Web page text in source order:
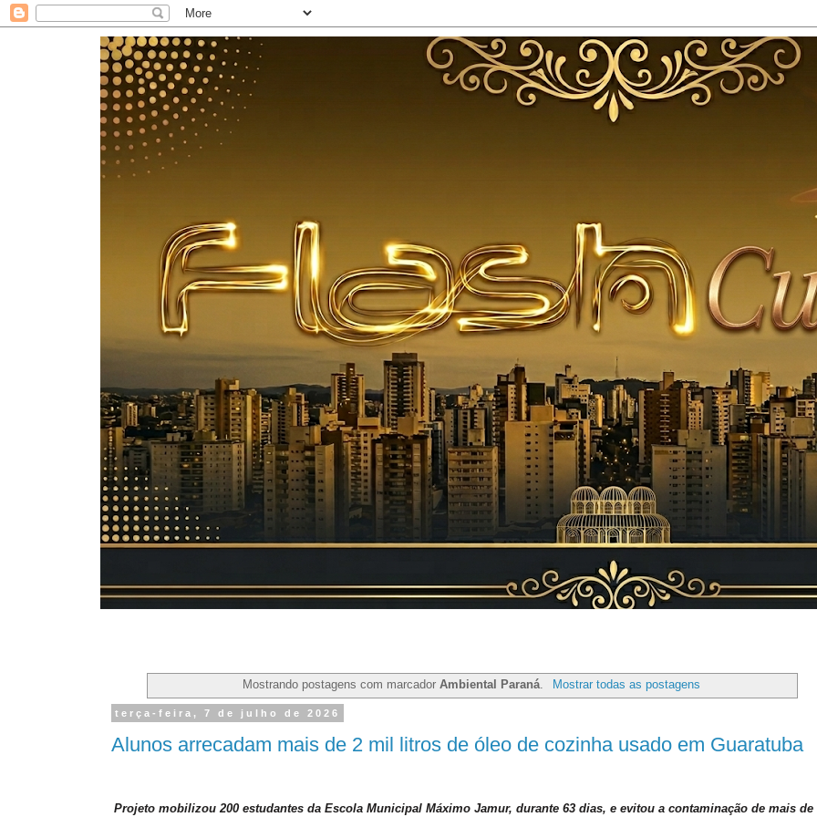
Mostrando postagens com marcadorAmbiental Paraná Mostrar todas as postagens
terça-feira, 7 de julho de 2026
Alunos arrecadam mais de 2 mil litros de óleo de cozinha usado em Guaratuba
Projeto mobilizou 200 estudantes da Escola Municipal Máximo Jamur, durante 63 dias, e evitou a contaminação de mais de